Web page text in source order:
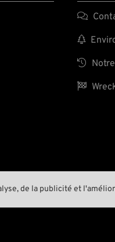
de la publicité et



